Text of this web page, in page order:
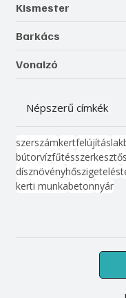
Kismester
Barkács
Vonalzó
Népszerű címkék
szerszámkertfelújítás
bútorvízfűtés
dísznövényhőszigetelés
kerti munkabetonnyár